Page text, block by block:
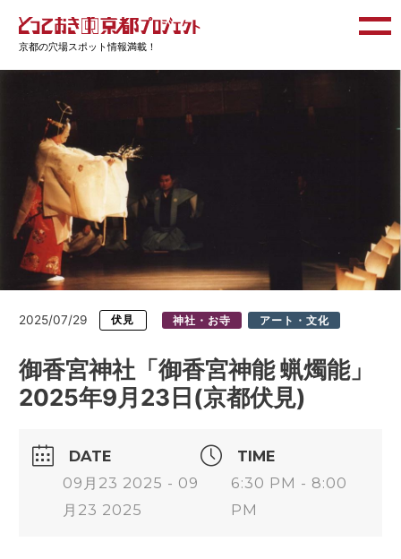
京都の穴場スポット情報満載！
2025/07/29 伏見 神社・お寺 アート・文化
御香宮神社「御香宮神能 蝋燭能」
2025年9月23日(京都伏見)
DATE
09月23 2025 - 09
月23 2025
TIME
6:30 PM - 8:00
PM